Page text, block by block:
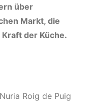
über
Markt, die
der Küche.
Roig de Puig